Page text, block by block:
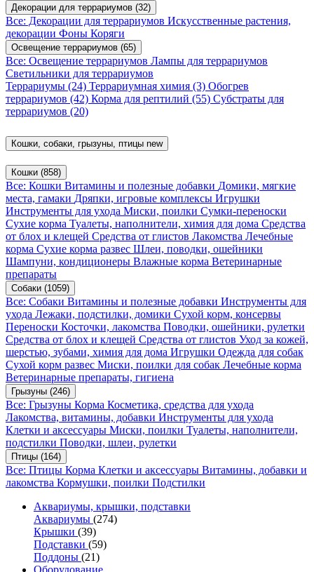
Декорации для террариумов (32)
Все: Декорации для террариумов Искусственные растения,
декорации Фоны Коряги
Освещение террариумов (65)
Все: Освещение террариумов Лампы для террариумов
Светильники для террариумов
Террариумы (24) Террариумная химия (3) Обогрев
террариумов (42) Корма для рептилий (55) Субстраты для
террариумов (20)
Кошки, собаки, грызуны, птицы new
Кошки (858)
Все: Кошки Витамины и полезные добавки Домики, мягкие
места, гамаки Дряпки, игровые комплексы Игрушки
Инструменты для ухода Миски, поилки Сумки-переноски
Сухие корма Туалеты, наполнители, химия для дома Средства
от блох и клещей Средства от глистов Лакомства Лечебные
корма Сухие корма развес Шлеи, поводки, ошейники
Шампуни, кондиционеры Влажные корма Ветеринарные
препараты
Собаки (1059)
Все: Собаки Витамины и полезные добавки Инструменты для
ухода Лежаки, подстилки, домики Сухой корм, консервы
Переноски Косточки, лакомства Поводки, ошейники, рулетки
Средства от блох и клещей Средства от глистов Уход за кожей,
шерстью, зубами, химия для дома Игрушки Одежда для собак
Сухой корм развес Миски, поилки для собак Лечебные корма
Ветеринарные препараты, гигиена
Грызуны (246)
Все: Грызуны Корма Косметика, средства для ухода
Лакомства, витамины, добавки Инструменты для ухода
Клетки и аксессуары Миски, поилки Туалеты, наполнители,
подстилки Поводки, шлеи, рулетки
Птицы (164)
Все: Птицы Корма Клетки и аксессуары Витамины, добавки и
лакомства Кормушки, поилки Подстилки
Аквариумы, крышки, подставки
Аквариумы (274)
Крышки (39)
Подставки (59)
Поддоны (21)
Оборудование